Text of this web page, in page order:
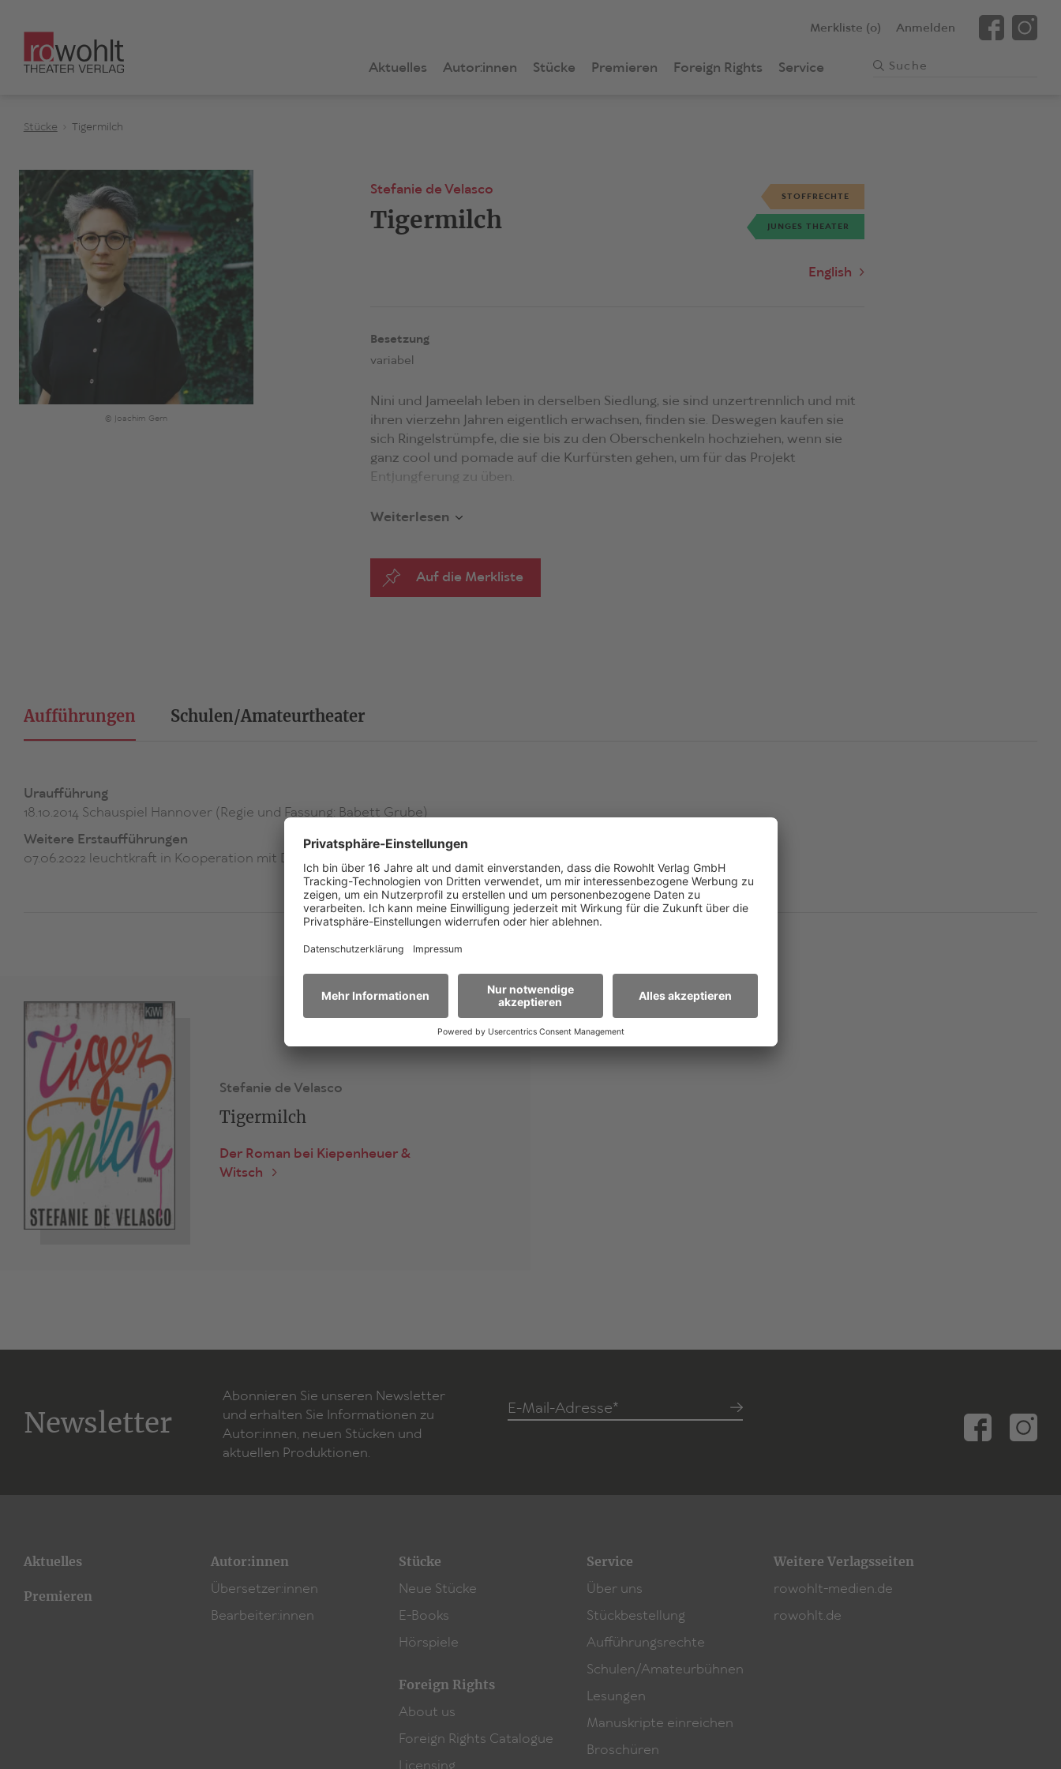
Merkliste (0) Anmelden
Aktuelles Autor:innen Stücke Premieren Foreign Rights Service
Stücke Tigermilch
© Joachim Gern
Stefanie de Velasco
Tigermilch
STOFFRECHTE
JUNGES THEATER
English
Besetzung
variabel
Nini und Jameelah leben in derselben Siedlung, sie sind unzertrennlich und mit
ihren vierzehn Jahren eigentlich erwachsen, finden sie. Deswegen kaufen sie
sich Ringelstrümpfe, die sie bis zu den Oberschenkeln hochziehen, wenn sie
ganz cool und pomade auf die Kurfürsten gehen, um für das Projekt
Entjungferung zu üben.
Sie mischen Milch, Mariacron und Maracujasaft auf der Schultoilette. Sie
Nini und Jameelah erschaffen sich eine Welt mit eigenen Gesetzen, sie
Weiterlesen
Auf die Merkliste
Aufführungen Schulen/Amateurtheater
Uraufführung
18.10.2014 Schauspiel Hannover (Regie und Fassung: Babett Grube)
Weitere Erstaufführungen
07.06.2022 leuchtkraft in Kooperation mit Dschungel Wien (Fassung: Catharina Fillers; Regie: Julia Nina Kneussel)
Stefanie de Velasco
Tigermilch
Der Roman bei Kiepenheuer &
Witsch
Newsletter
Abonnieren Sie unseren Newsletter
und erhalten Sie Informationen zu
Autor:innen, neuen Stücken und
aktuellen Produktionen.
E-Mail-Adresse*
Aktuelles
Premieren
Autor:innen
Übersetzer:innen
Bearbeiter:innen
Stücke
Neue Stücke
E-Books
Hörspiele
Foreign Rights
About us
Foreign Rights Catalogue
Service
Über uns
Stückbestellung
Aufführungsrechte
Schulen/Amateurbühnen
Lesungen
Manuskripte einreichen
Broschüren
Weitere Verlagsseiten
rowohlt-medien.de
rowohlt.de